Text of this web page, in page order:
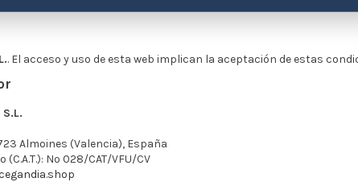
. El acceso y uso de esta web implican la aceptación de estas
Almoines (Valencia), España
Nº 028/CAT/VFU/CV